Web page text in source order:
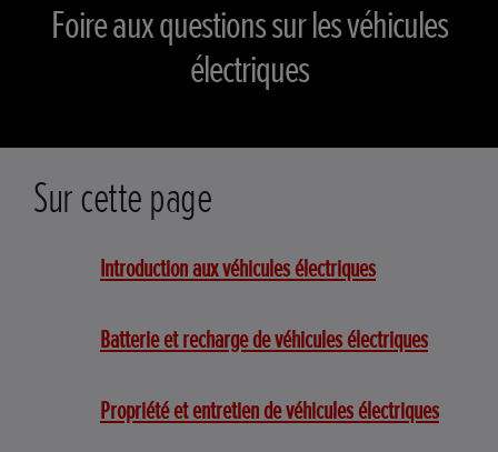
Foire aux questions sur les véhicules
électriques
Sur cette page
Introduction aux véhicules électriques
Batterie et recharge de véhicules électriques
Propriété et entretien de véhicules électriques